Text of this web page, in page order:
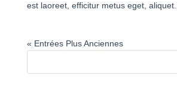
est laoreet, efficitur metus eget, aliquet...
« Entrées Plus Anciennes